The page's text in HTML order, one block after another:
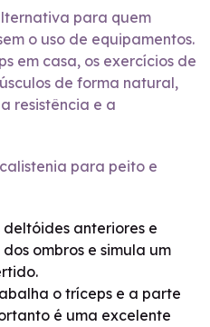
para quem
o uso de equipamentos.
em casa, os exercícios de
de forma natural,
resistência e a
para peito e
deltóides anteriores e
ombros e simula um
o tríceps e a parte
é uma excelente